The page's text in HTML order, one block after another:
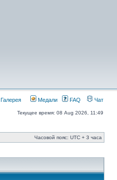
Галерея Медали FAQ Чат
Текущее время: 08 Aug 2026, 11:49
Часовой пояс: UTC + 3 часа